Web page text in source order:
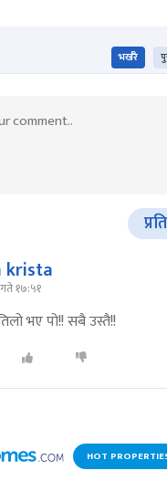
भर्खरै
krista
१७:५१
भए पो!! सबै उस्तै!!
HOT